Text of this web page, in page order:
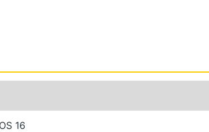
顯示、600nits 峰值亮度，支援
Wi-Fi 512GB 運行 iPadOS 16 作業系統
僅能外接顯示器，同時提供超高速的傳
內建 5 個錄音室等級麥克風，具備 4 顆
16